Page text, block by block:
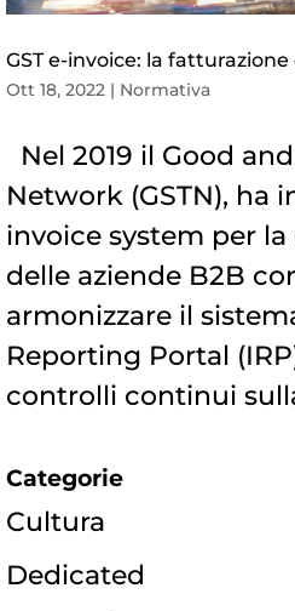
GST e-invoice: la
Ott 18, 2022 | Normativa
Nel 2019 il Good
Network (GSTN), ha
invoice system per
delle aziende B2B
armonizzare il
Reporting Portal
controlli continui
Categorie
Cultura
Dedicated